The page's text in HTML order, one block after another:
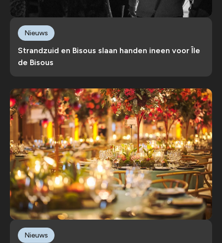
Strandzuid en Bisous slaan handen ineen voor Île
de Bisous
Nieuws
Nieuws